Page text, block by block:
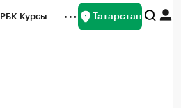
РБК Курсы Татарстан